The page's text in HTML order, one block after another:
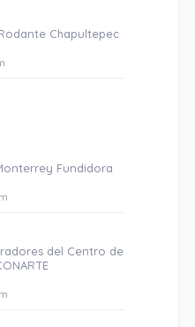
Chapultepec
Fundidora
del Centro de